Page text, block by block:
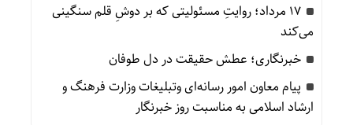
۱۷ مرداد؛ روایتِ مسئولیتی که بر دوشِ قلم سنگینی
می‌کند
خبرنگاری؛ عطش حقیقت در دل طوفان
پیام معاون امور رسانه‌ای وتبلیغات وزارت فرهنگ و
ارشاد اسلامی به مناسبت روز خبرنگار